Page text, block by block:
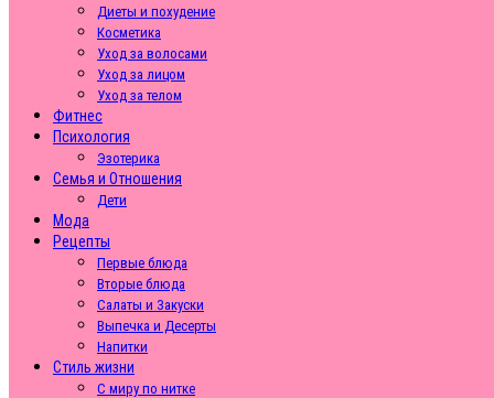
Диеты и похудение
Косметика
Уход за волосами
Уход за лицом
Уход за телом
Фитнес
Психология
Эзотерика
Семья и Отношения
Дети
Мода
Рецепты
Первые блюда
Вторые блюда
Салаты и Закуски
Выпечка и Десерты
Напитки
Стиль жизни
С миру по нитке